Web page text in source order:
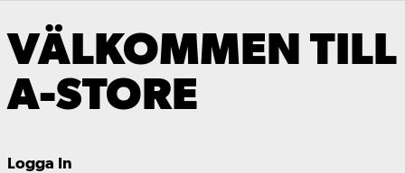
VÄLKOMMEN TILL
A-STORE
Logga In